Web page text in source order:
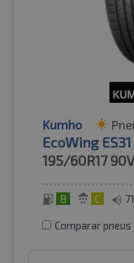
Kumho
EcoWing
195/60R17 90V
B C
Comparar pneus